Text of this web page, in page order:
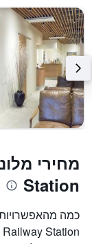
Station